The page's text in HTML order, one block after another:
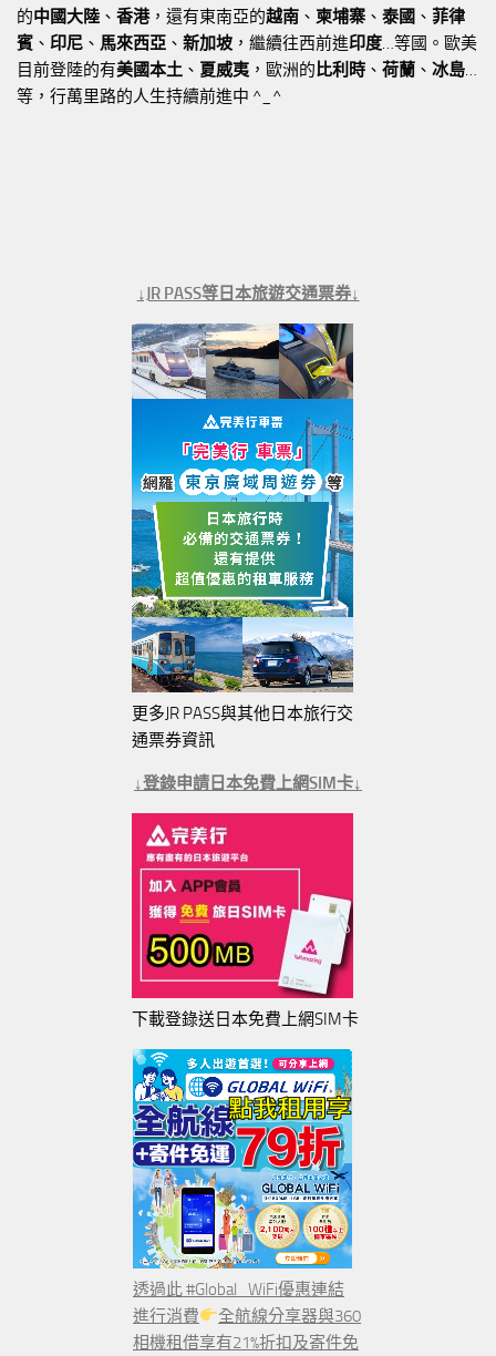
的中國大陸 、 香港，還有東南亞的越南 、 柬埔寨 、 泰國 、 菲律
賓 、 印尼 、 馬來西亞 、 新加坡 ，繼續往西前進印度…等國。歐美
目前登陸的有美國本土 、 夏威夷 ，歐洲的比利時 、 荷蘭 、 冰島…
等，行萬里路的人生持續前進中 ^_^
↓JR PASS等日本旅遊交通票券↓
更多JR PASS與其他日本旅行交
通票券資訊
↓登錄申請日本免費上網SIM卡↓
下載登錄送日本免費上網SIM卡
透過此 #Global_WiFi優惠連結
進行消費
全航線分享器與360
相機租借享有21%折扣及寄件免